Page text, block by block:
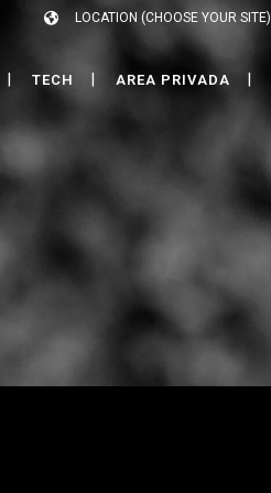
LOCATION (CHOOSE YOUR SITE)
TECH AREA PRIVADA